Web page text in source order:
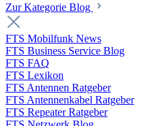
Zur Kategorie Blog
FTS Mobilfunk News
FTS Business Service Blog
FTS FAQ
FTS Lexikon
FTS Antennen Ratgeber
FTS Antennenkabel Ratgeber
FTS Repeater Ratgeber